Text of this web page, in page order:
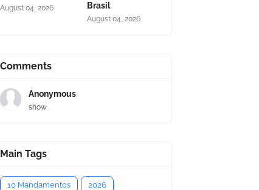
August 04, 2026
Brasil
August 04, 2026
Comments
Anonymous
show
Main Tags
10 Mandamentos 2026